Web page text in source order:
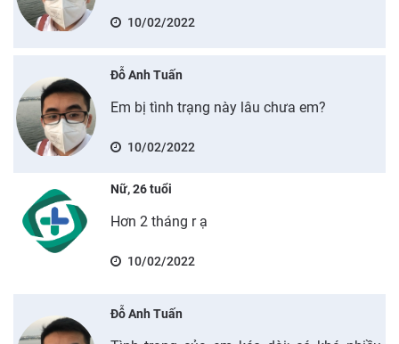
10/02/2022
Đỗ Anh Tuấn
Em bị tình trạng này lâu chưa em?
10/02/2022
Nữ, 26 tuổi
Hơn 2 tháng r ạ
10/02/2022
Đỗ Anh Tuấn